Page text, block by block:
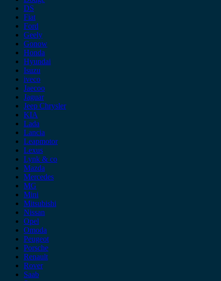
DS
Fiat
Ford
Geely
Gonow
Honda
Hyundai
Isuzu
iveco
Jaecoo
Jaguar
Jeep Chrysler
KIA
Lada
Lancia
Leapmotor
Lexus
Lynk & co
Mazda
Mercedes
MG
Mini
Mitsubishi
Nissan
Opel
Omoda
Peugeot
Porsche
Renault
Rover
Saab